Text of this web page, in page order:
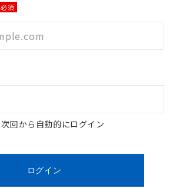
必須
次回から自動的にログイン